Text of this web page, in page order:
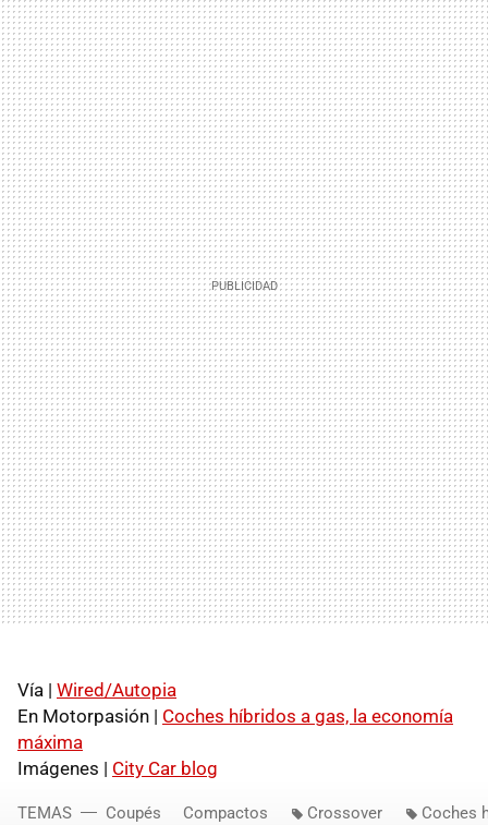
Vía | Wired/Autopia
En Motorpasión | Coches híbridos a gas, la economía
máxima
Imágenes | City Car blog
TEMAS Coupés Compactos Crossover Coches